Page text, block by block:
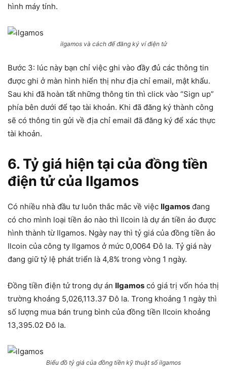
hình máy tính.
ilgamos và cách để đăng ký ví điện tử
Bước 3: lúc này bạn chỉ việc ghi vào đầy đủ các thông tin
được ghi ở màn hình hiển thị như địa chỉ email, mật khẩu.
Sau khi đã hoàn tất những thông tin thì click vào “Sign up”
phía bên dưới để tạo tài khoản. Khi đã đăng ký thành công
sẽ có thông tin gửi về địa chỉ email đã đăng ký để xác thực
tài khoản.
6. Tỷ giá hiện tại của đồng tiền
điện tử của Ilgamos
Có nhiều nhà đầu tư luôn thắc mắc về việc Ilgamos đang
có cho mình loại tiền ảo nào thì Ilcoin là dự án tiền ảo được
hình thành từ Ilgamos. Ngày nay thì tỷ giá của đồng tiền ảo
Ilcoin của công ty Ilgamos ở mức 0,0064 Đô la. Tỷ giá này
đang giữ tỷ lệ phát triển là 4,8% trong vòng 1 ngày.
Đồng tiền điện tử trong dự án Ilgamos có giá trị vốn hóa thị
trường khoảng 5,026,113.37 Đô la. Trong khoảng 1 ngày thì
số lượng mua bán trung bình của đồng tiền Ilcoin khoảng
13,395.02 Đô la.
Biểu đồ tỷ giá của đồng tiền kỹ thuật số ilgamos